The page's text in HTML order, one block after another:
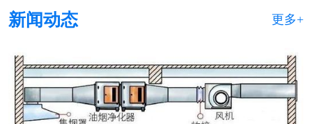
新闻动态 更多+